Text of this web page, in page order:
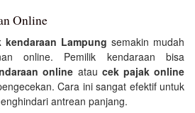
Online
kendaraan Lampung semakin mudah
online. Pemilik kendaraan bisa
online atau cek pajak online
Cara ini sangat efektif untuk
antrean panjang.